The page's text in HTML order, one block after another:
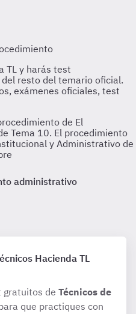
de El
Tema 10. El procedimiento
y Administrativo de
administrativo
Hacienda TL
gratuitos de Técnicos de
que practiques con